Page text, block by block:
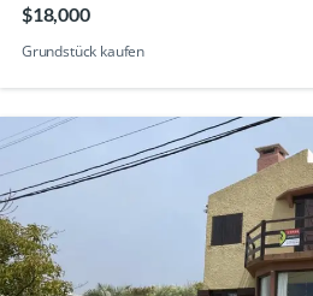
$18,000
Grundstück kaufen